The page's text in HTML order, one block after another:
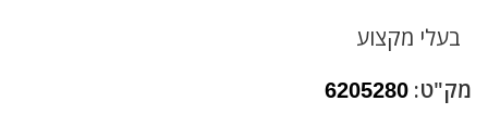
בעלי מקצוע
מק"ט: 6205280